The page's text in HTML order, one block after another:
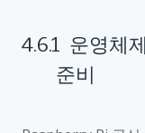
4.6.1 운영체제
준비